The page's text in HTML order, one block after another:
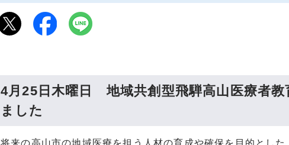
4月25日木曜日 地域共創型飛騨高山医療者教
ました
将来の高山市の地域医療を担う人材の育成や確保を目的とした